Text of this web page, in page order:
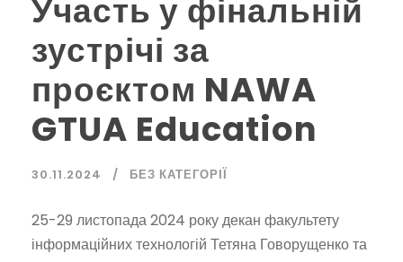
Участь у фінальній
зустрічі за
проєктом NAWA
GTUA Education
30.11.2024 БЕЗ КАТЕГОРІЇ
25-29 листопада 2024 року декан факультету
інформаційних технологій Тетяна Говорущенко та